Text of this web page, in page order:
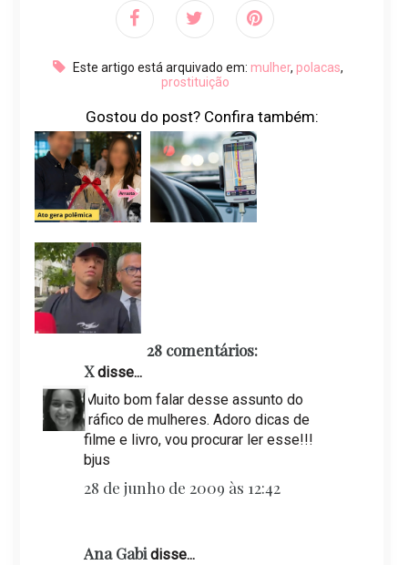
Este artigo está arquivado em: mulher, polacas,
prostituição
Gostou do post? Confira também:
28 comentários:
Xdisse...
Muito bom falar desse assunto do
tráfico de mulheres. Adoro dicas de
filme e livro, vou procurar ler esse!!!
bjus
28 de junho de 2009 às 12:42
Ana Gabidisse...